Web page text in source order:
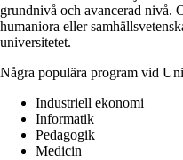
grundnivå och avancerad nivå.
humaniora eller
universitetet.
Några populära program vid
Industriell ekonomi
Informatik
Pedagogik
Medicin